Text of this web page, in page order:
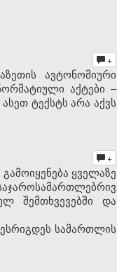
+
ავტონომიური
აქტები –
ტექსტს არა აქვს
+
ყველაზე
შემთხვევებში და
სამართლის